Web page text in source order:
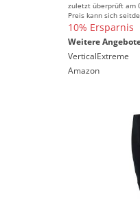
zuletzt überprüft am
Preis kann sich
10% Ersparnis
Weitere
VerticalExtreme
Amazon